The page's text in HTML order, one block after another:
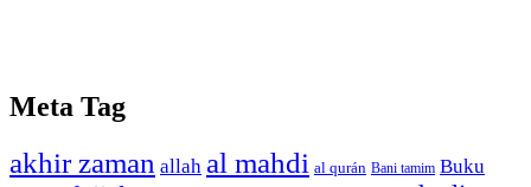
Meta Tag
akhir zaman allah al mahdi al qurán Bani tamim Buku